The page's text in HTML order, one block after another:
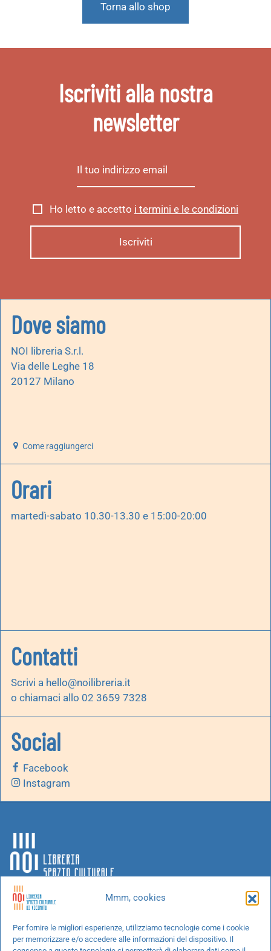
Mmm, cookies
Per fornire le migliori esperienze, utilizziamo tecnologie come i cookie
per memorizzare e/o accedere alle informazioni del dispositivo. Il
Torna allo shop
Iscriviti alla nostra
newsletter
Ho letto e accetto i termini e le condizioni
Dove siamo
NOI libreria S.r.l.
Via delle Leghe 18
20127 Milano
Come raggiungerci
Orari
martedì-sabato 10.30-13.30 e 15:00-20:00
Contatti
Scrivi a hello@noilibreria.it
o chiamaci allo 02 3659 7328
Social
Facebook
Instagram
Chi siamo
Progetti speciali